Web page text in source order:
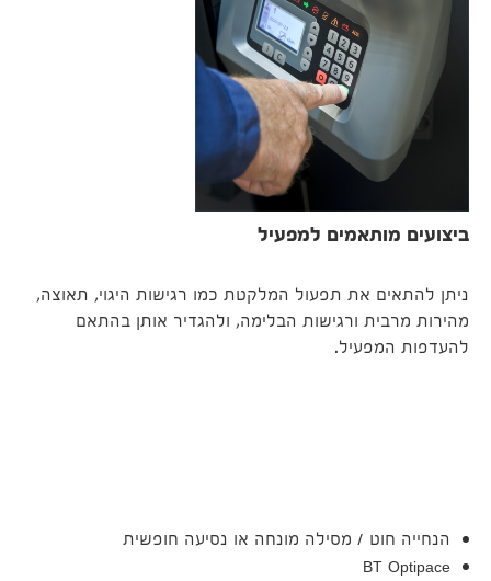
ביצועים מותאמים למפעיל
ניתן להתאים את תפעול המלקטת כמו רגישות היגוי, תאוצה,
מהירות מרבית ורגישות הבלימה, ולהגדיר אותן בהתאם
להעדפות המפעיל.
הנחייה חוט / מסילה מונחה או נסיעה חופשית
BT Optipace